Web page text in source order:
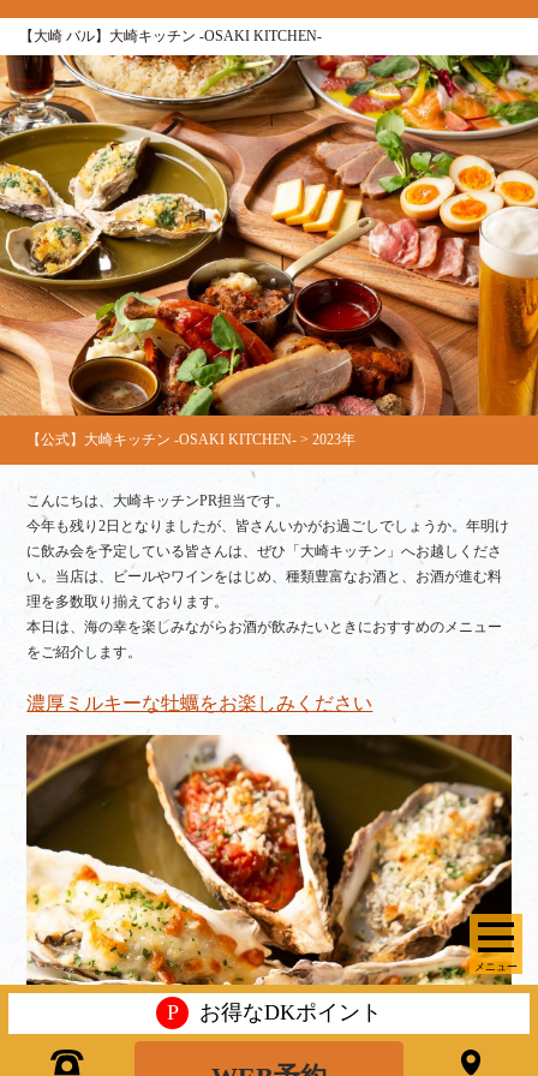
【大崎 バル】大崎キッチン ‐OSAKI KITCHEN‐
メニュー
【公式】大崎キッチン ‐OSAKI KITCHEN‐ >2023年
こんにちは、大崎キッチンPR担当です。
今年も残り2日となりましたが、皆さんいかがお過ごしでしょうか。年明け
に飲み会を予定している皆さんは、ぜひ「大崎キッチン」へお越しくださ
い。当店は、ビールやワインをはじめ、種類豊富なお酒と、お酒が進む料
理を多数取り揃えております。
本日は、海の幸を楽しみながらお酒が飲みたいときにおすすめのメニュー
をご紹介します。
濃厚ミルキーな牡蠣をお楽しみください
P お得なDKポイント